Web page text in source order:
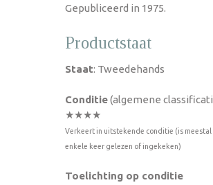
Gepubliceerd in 1975.
Productstaat
Staat: Tweedehands
Conditie(algemene
★★★★
Verkeert in uitstekende conditie (is meestal
enkele keer gelezen of ingekeken)
Toelichting op conditie